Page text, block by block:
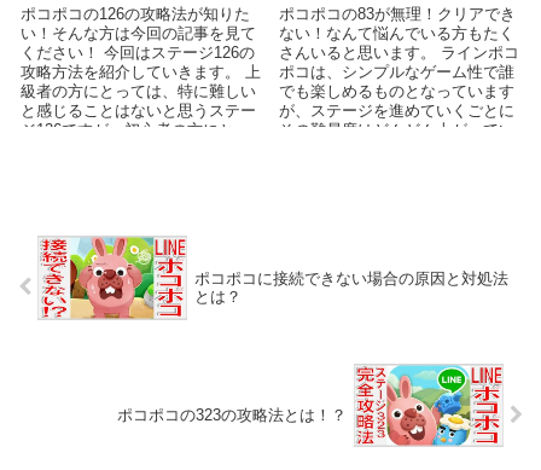
ポコポコの126の攻略法が知りた
い！そんな方は今回の記事を見て
ください！ 今回はステージ126の
攻略方法を紹介していきます。 上
級者の方にとっては、特に難しい
と感じることはないと思うステー
ジ126ですが、初心者の方にとっ
ポコポコの83が無理！クリアでき
ない！なんて悩んでいる方もたく
さんいると思います。 ラインポコ
ポコは、シンプルなゲーム性で誰
でも楽しめるものとなっています
が、ステージを進めていくごとに
その難易度はどんどん上がってい
ポコポコに接続できない場合の原因と対処法
とは？
ポコポコの323の攻略法とは！？